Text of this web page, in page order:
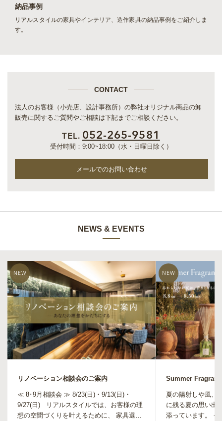
納品事例
リアルスタイルの家具やインテリア、造作家具の納品事例をご紹介しま
す。
CONTACT
法人のお客様（小売店、設計事務所）の弊社オリジナル商品の卸
販売に関するご質問やご相談は下記までご相談ください。
TEL. 052-265-9581
受付時間：9:00~18:00（水・日曜日除く）
メールでのお問い合わせ
NEWS & EVENTS
リノベーション相談会のご案内
≪ 8･9月相談会 ≫ 8/23(日)・9/13(日)・
9/27(日) リアルスタイルでは、お客様の理
想の空聞づくりを叶えるために、 家具選び
夏の陽射しや風、
に残る夏の思い出
添っています。 イタリア・フィレンツェ発